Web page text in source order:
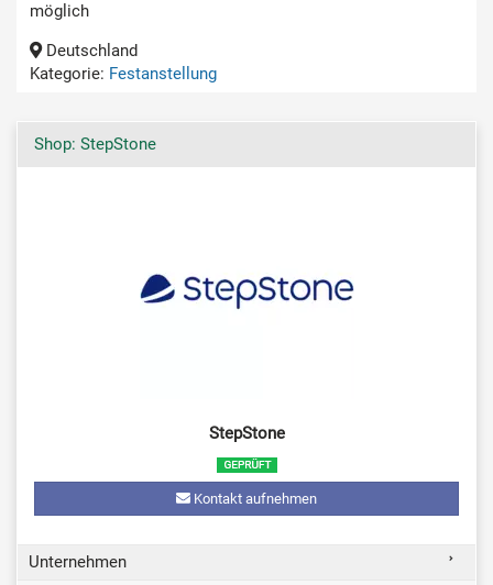
möglich
Deutschland
Kategorie: Festanstellung
Shop: StepStone
StepStone
Kontakt aufnehmen
Unternehmen